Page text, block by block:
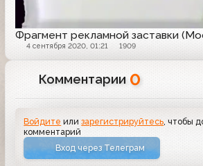
Фрагмент рекламной заставки
4 сентября 2020, 01:21 1909
Комментарии 0
Войдите илизарегистрируйтесь , чтобы
комментарий
Вход через Телеграм